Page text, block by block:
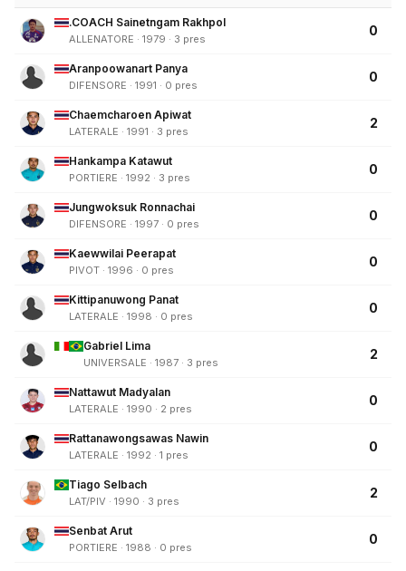
.COACH Sainetngam Rakhpol
ALLENATORE · 1979 · 3 pres
0
Aranpoowanart Panya
DIFENSORE · 1991 · 0 pres
0
Chaemcharoen Apiwat
LATERALE · 1991 · 3 pres
2
Hankampa Katawut
PORTIERE · 1992 · 3 pres
0
Jungwoksuk Ronnachai
DIFENSORE · 1997 · 0 pres
0
Kaewwilai Peerapat
PIVOT · 1996 · 0 pres
0
Kittipanuwong Panat
LATERALE · 1998 · 0 pres
0
Gabriel Lima
UNIVERSALE · 1987 · 3 pres
2
Nattawut Madyalan
LATERALE · 1990 · 2 pres
0
Rattanawongsawas Nawin
LATERALE · 1992 · 1 pres
0
Tiago Selbach
LAT/PIV · 1990 · 3 pres
2
Senbat Arut
PORTIERE · 1988 · 0 pres
0